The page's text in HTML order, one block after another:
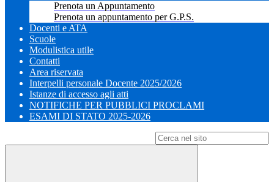
Prenota un Appuntamento
Prenota un appuntamento per G.P.S.
Docenti e ATA
Scuole
Modulistica utile
Contatti
Area riservata
Interpelli personale Docente 2025/2026
Istanze di accesso agli atti
NOTIFICHE PER PUBBLICI PROCLAMI
ESAMI DI STATO 2025-2026